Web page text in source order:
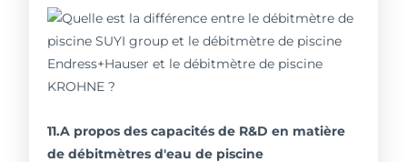
11.A propos des capacités de R&D en matière
de débitmètres d'eau de piscine